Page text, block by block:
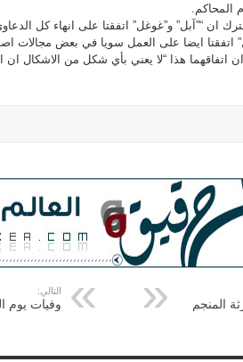
المحاكم.
ان “”آبل” و”غوغل” اتفقتا على انهاء كل
اتفقتا ايضا على العمل سويا في بعض مجالات
اتفاقهما هذا “لا يعني بأي شكل من الاشكال ان
المنجم
التالي:
وفيات يوم